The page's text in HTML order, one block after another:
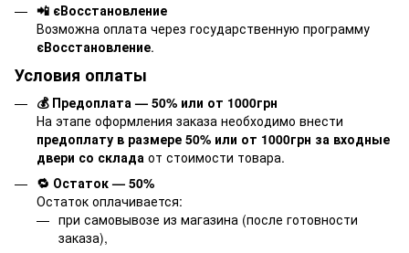
📲 єВосстановление
Возможна оплата через государственную программу
єВосстановление.
Условия оплаты
💰 Предоплата — 50% или от 1000грн
На этапе оформления заказа необходимо внести
предоплату в размере 50% или от 1000грн за входные
двери со склада от стоимости товара.
🔁 Остаток — 50%
Остаток оплачивается:
при самовывозе из магазина (после готовности
заказа),